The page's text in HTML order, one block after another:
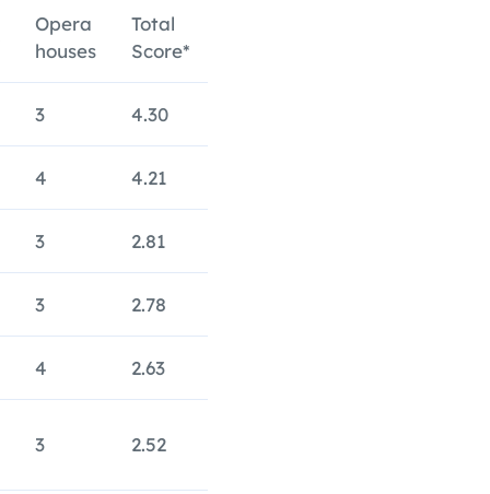
Opera
houses
Total
Score*
3 4.30
4 4.21
3 2.81
3 2.78
4 2.63
3 2.52